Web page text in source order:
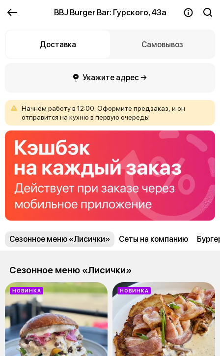
BBJ Burger Bar: Гурского, 43а
Доставка Самовывоз
Укажите адрес →
Начнём работув 12:00. Оформите предзаказ, и он
отправится на кухню в первую очередь!
Сезонное меню «Лисички» Сеты на компанию
Сезонное меню «Лисички»
НОВИНКА НОВИНКА